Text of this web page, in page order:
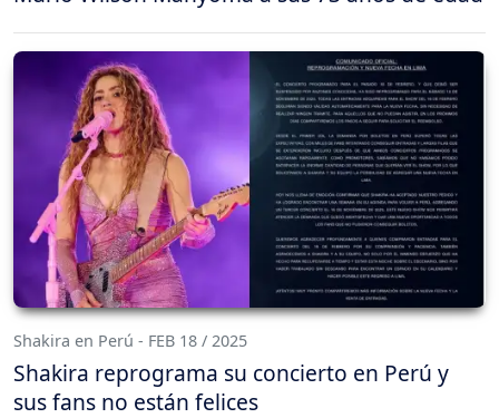
Shakira en Perú - FEB 18 / 2025
Shakira reprograma su concierto en Perú y
sus fans no están felices